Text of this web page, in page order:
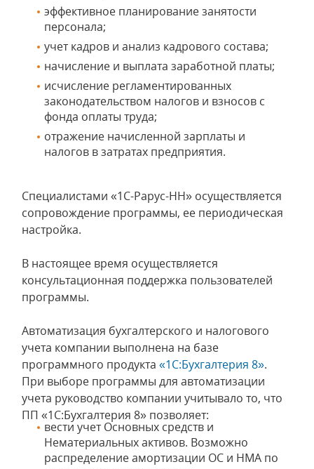
эффективное планирование занятости
персонала;
учет кадров и анализ кадрового состава;
начисление и выплата заработной платы;
исчисление регламентированных
законодательством налогов и взносов с
фонда оплаты труда;
отражение начисленной зарплаты и
налогов в затратах предприятия.
Специалистами «1С-Рарус-НН» осуществляется
сопровождение программы, ее периодическая
настройка.
В настоящее время осуществляется
консультационная поддержка пользователей
программы.
Автоматизация бухгалтерского и налогового
учета компании выполнена на базе
программного продукта «1С:Бухгалтерия 8».
При выборе программы для автоматизации
учета руководство компании учитывало то, что
ПП «1С:Бухгалтерия 8» позволяет:
вести учет Основных средств и
Нематериальных активов. Возможно
распределение амортизации ОС и НМА по